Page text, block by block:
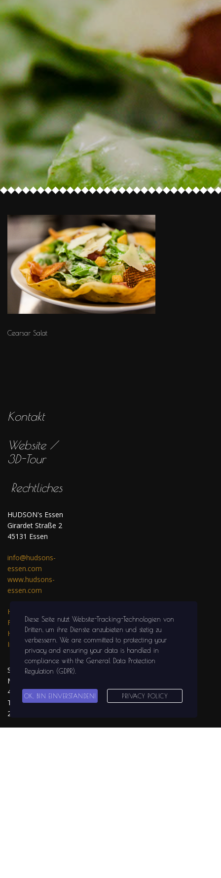
Cearsar Salat
Kontakt
Website /
3D-Tour
Rechtliches
HUDSON's Essen
Girardet Straße 2
45131 Essen
info@hudsons-
essen.com
www.hudsons-
essen.com
HUDSON's auf
Facebook
HUDSON's auf
Instagram
SOLIDGROUND
MEDIA
47441 MOERS
Tel.: 02841 / 999
29 81
Diese Seite nutzt Website-Tracking-Technologien von
Dritten, um ihre Dienste anzubieten und stetig zu
verbessern . We are committed to protecting your
privacy and ensuring your data is handled in
compliance with the General Data Protection
Regulation (GDPR)
OK, BIN EINVERSTANDEN! PRIVACY POLICY